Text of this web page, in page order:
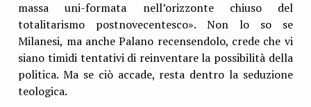
massa uni-formata nell’orizzonte chiuso del
totalitarismo postnovecentesco». Non lo so se
Milanesi, ma anche Palano recensendolo, crede che vi
siano timidi tentativi di reinventare la possibilità della
politica. Ma se ciò accade, resta dentro la seduzione
teologica.